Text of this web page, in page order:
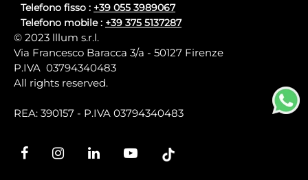
Telefono fisso : +39 055 3989067
Telefono mobile : +39 375 5137287
© 2023 lllum s.r.l.
Via Francesco Baracca 3/a - 50127 Firenze
P.IVA 03794340483
All rights reserved.
REA: 390157 - P.IVA 03794340483